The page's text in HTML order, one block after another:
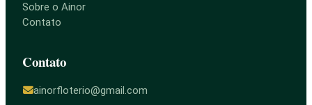
Sobre o Ainor
Contato
Contato
ainorfloterio@gmail.com